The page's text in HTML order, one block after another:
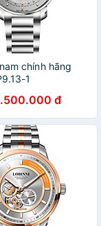
chính hãng
1
đ